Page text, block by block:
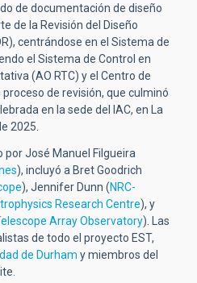
de documentación de diseño
de la Revisión del Diseño
centrándose en el Sistema de
el Sistema de Control en
(AO RTC) y el Centro de
de revisión, que culminó
en la sede del IAC, en La
2025.
por José Manuel Filgueira
), incluyó a Bret Goodrich
), Jennifer Dunn (NRC-
Research Centre), y
Array Observatory). Las
de todo el proyecto EST,
de Durham y miembros del